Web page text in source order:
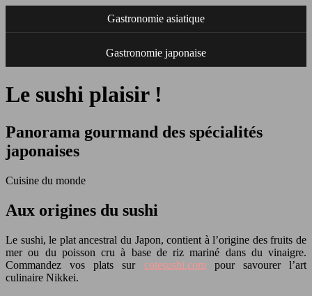
Gastronomie asiatique
Gastronomie japonaise
Le sushi plaisir !
Panorama gourmand des spécialités
japonaises
Cuisine du monde
Aux origines du sushi
Le sushi, le plat ancestral du Japon, contient à l’origine des fruits de
mer ou du poisson cru à base de riz mariné dans du vinaigre.
Commandez vos plats sur cotesushi.com pour savourer l’art
culinaire Nikkei.